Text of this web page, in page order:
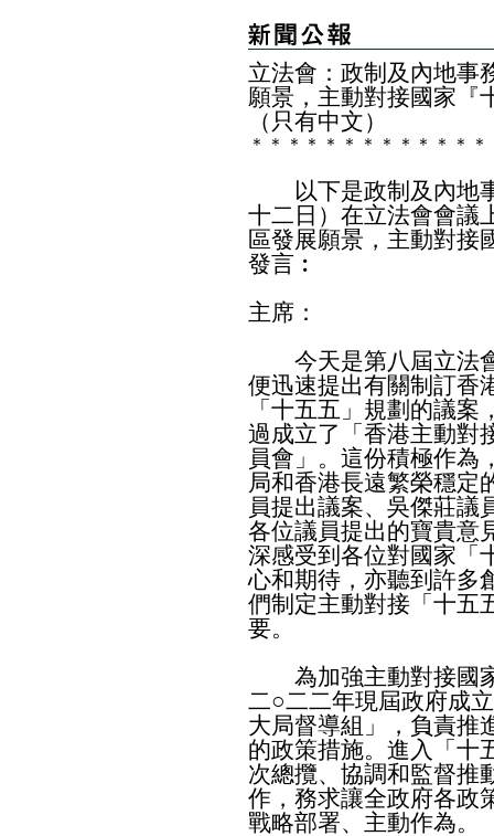
立法會：政制及內地事
願景，主動對接國家『
（只有中文）
＊ ＊ ＊ ＊ ＊ ＊ ＊ ＊ ＊ ＊ ＊ ＊ ＊
以下是政制及內地事
十二日）在立法會會議
區發展願景，主動對接
發言︰
主席：
今天是第八屆立法會
便迅速提出有關制訂香
「十五五」規劃的議
過成立了「香港主動對
員會」。這份積極作為
局和香港長遠繁榮穩定
員提出議案、吳傑莊議
各位議員提出的寶貴意
深感受到各位對國家「
心和期待，亦聽到許多
們制定主動對接「十五
要。
為加強主動對接國家
二○二二年現屆政府成
大局督導組」，負責推
的政策措施。進入「十
次總攬、協調和監督推
作，務求讓全政府各政
戰略部署、主動作為。